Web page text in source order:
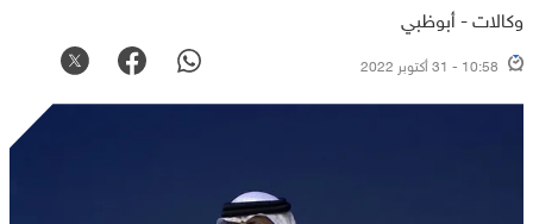
وكالات - أبوظبي
10:58 - 31 أكتوبر 2022